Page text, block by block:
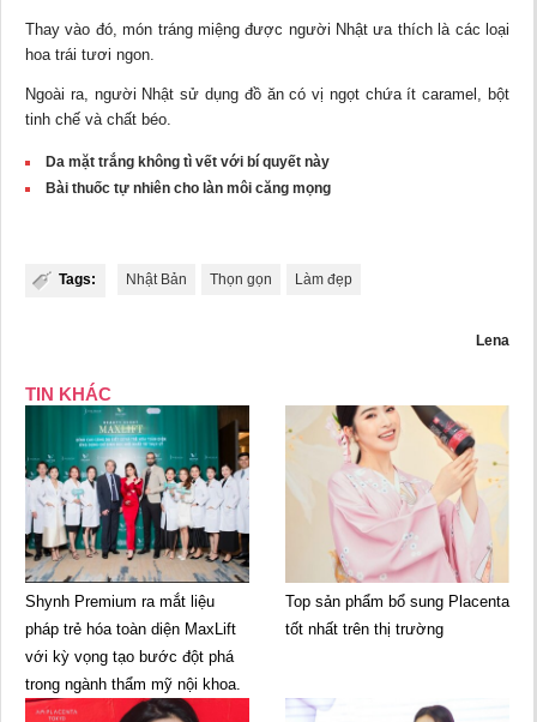
Thay vào đó, món tráng miệng được người Nhật ưa thích là các loại
hoa trái tươi ngon.
Ngoài ra, người Nhật sử dụng đồ ăn có vị ngọt chứa ít caramel, bột
tinh chế và chất béo.
Da mặt trắng không tì vết với bí quyết này
Bài thuốc tự nhiên cho làn môi căng mọng
Tags: Nhật Bản Thọn gọn Làm đẹp
Lena
TIN KHÁC
Shynh Premium ra mắt liệu
pháp trẻ hóa toàn diện MaxLift
với kỳ vọng tạo bước đột phá
trong ngành thẩm mỹ nội khoa.
Top sản phẩm bổ sung Placenta
tốt nhất trên thị trường